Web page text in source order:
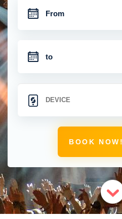
BOOK NOW!